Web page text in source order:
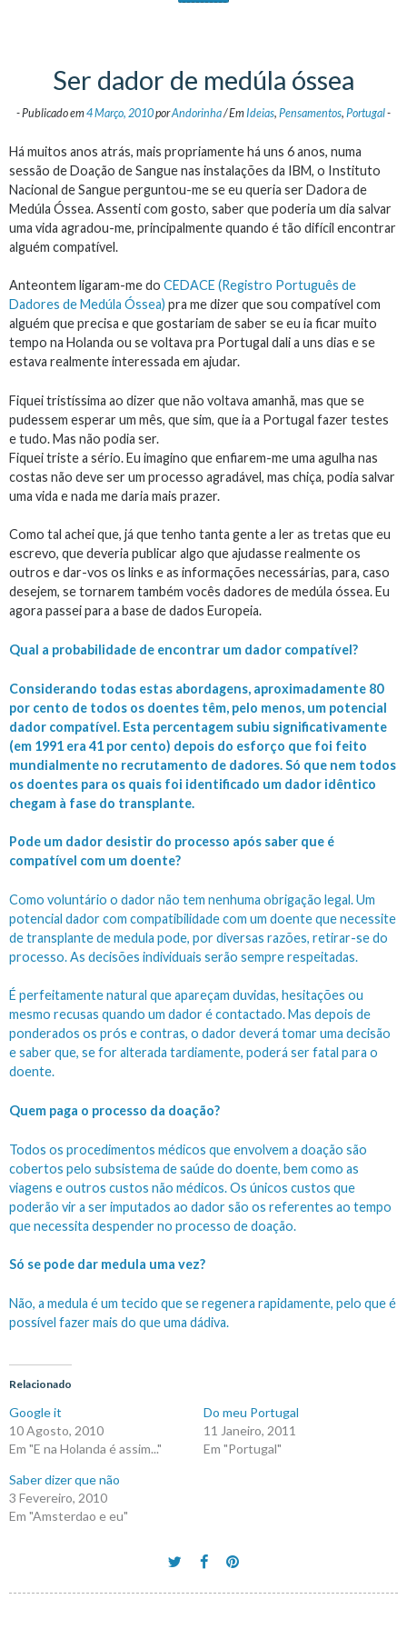
Ser dador de medúla óssea
-Publicado em4 Março, 2010porAndorinha/EmIdeias, Pensamentos, Portugal-
Há muitos anos atrás, mais propriamente há uns 6 anos, numa
sessão de Doação de Sangue nas instalações da IBM, o Instituto
Nacional de Sangue perguntou-me se eu queria ser Dadora de
Medúla Óssea. Assenti com gosto, saber que poderia um dia salvar
uma vida agradou-me, principalmente quando é tão difícil encontrar
alguém compatível.
Anteontem ligaram-me do CEDACE (Registro Português de
Dadores de Medúla Óssea) pra me dizer que sou compatível com
alguém que precisa e que gostariam de saber se eu ia ficar muito
tempo na Holanda ou se voltava pra Portugal dali a uns dias e se
estava realmente interessada em ajudar.
Fiquei tristíssima ao dizer que não voltava amanhã, mas que se
pudessem esperar um mês, que sim, que ia a Portugal fazer testes
e tudo. Mas não podia ser.
Fiquei triste a sério. Eu imagino que enfiarem-me uma agulha nas
costas não deve ser um processo agradável, mas chiça, podia salvar
uma vida e nada me daria mais prazer.
Como tal achei que, já que tenho tanta gente a ler as tretas que eu
escrevo, que deveria publicar algo que ajudasse realmente os
outros e dar-vos os links e as informações necessárias, para, caso
desejem, se tornarem também vocês dadores de medúla óssea. Eu
agora passei para a base de dados Europeia.
Qual a probabilidade de encontrar um dador compatível?
Considerando todas estas abordagens, aproximadamente 80
por cento de todos os doentes têm, pelo menos, um potencial
dador compatível. Esta percentagem subiu significativamente
(em 1991 era 41 por cento) depois do esforço que foi feito
mundialmente no recrutamento de dadores. Só que nem todos
os doentes para os quais foi identificado um dador idêntico
chegam à fase do transplante.
Pode um dador desistir do processo após saber que é
compatível com um doente?
Como voluntário o dador não tem nenhuma obrigação legal. Um
potencial dador com compatibilidade com um doente que necessite
de transplante de medula pode, por diversas razões, retirar-se do
processo. As decisões individuais serão sempre respeitadas.
É perfeitamente natural que apareçam duvidas, hesitações ou
mesmo recusas quando um dador é contactado. Mas depois de
ponderados os prós e contras, o dador deverá tomar uma decisão
e saber que, se for alterada tardiamente, poderá ser fatal para o
doente.
Quem paga o processo da doação?
Todos os procedimentos médicos que envolvem a doação são
cobertos pelo subsistema de saúde do doente, bem como as
viagens e outros custos não médicos. Os únicos custos que
poderão vir a ser imputados ao dador são os referentes ao tempo
que necessita despender no processo de doação.
Só se pode dar medula uma vez?
Não, a medula é um tecido que se regenera rapidamente, pelo que é
possível fazer mais do que uma dádiva.
Relacionado
Google it
10 Agosto, 2010
Em "E na Holanda é assim..."
Do meu Portugal
11 Janeiro, 2011
Em "Portugal"
Saber dizer que não
3 Fevereiro, 2010
Em "Amsterdao e eu"